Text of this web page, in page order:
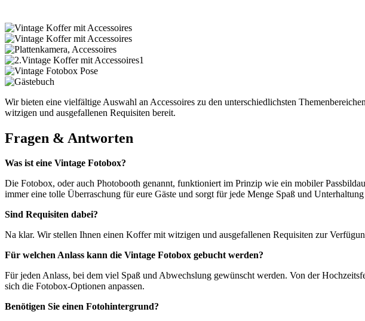
Wir bieten eine vielfältige Auswahl an Accessoires zu den unterschiedlichsten
witzigen und ausgefallenen Requisiten bereit.
Fragen & Antworten
Was ist eine Vintage Fotobox?
Die Fotobox, oder auch Photobooth genannt, funktioniert im Prinzip wie ein mobiler
immer eine tolle Überraschung für eure Gäste und sorgt für jede Menge Spaß und
Sind Requisiten dabei?
Na klar. Wir stellen Ihnen einen Koffer mit witzigen und ausgefallenen Requisiten zur
Für welchen Anlass kann die Vintage Fotobox gebucht werden?
Für jeden Anlass, bei dem viel Spaß und Abwechslung gewünscht werden. Von der
sich die Fotobox-Optionen anpassen.
Benötigen Sie einen Fotohintergrund?